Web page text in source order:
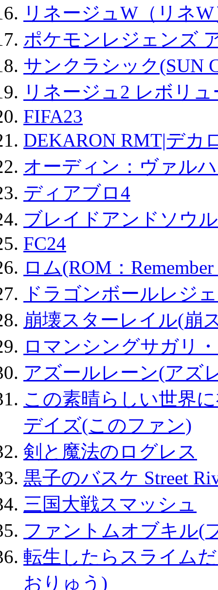
リネージュW（リネ
ポケモンレジェンズ
サンクラシック(SUN
リネージュ2 レボリ
FIFA23
DEKARON RMT|デカ
オーディン：ヴァル
ディアブロ4
ブレイドアンドソウ
FC24
ロム(ROM：
ドラゴンボールレジ
崩壊スターレイル(崩
ロマンシングサガリ
アズールレーン(アズ
この素晴らしい世界
デイズ(このファン)
剣と魔法のログレス
黒子のバスケ Street
三国大戦スマッシュ
ファントムオブキル(
転生したらスライム
おりゅう)